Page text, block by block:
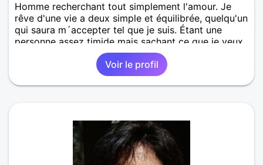
Homme recherchant tout simplement l'amour. Je
rêve d'une vie a deux simple et équilibrée, quelqu'un
qui saura m´accepter tel que je suis. Étant une
personne assez timide mais sachant ce que je veux,
j'aimerai bien trouver quelqu'un de complémentaire
avec qui le dialogue sera une source inépuisable de
bien être de de complicité.
Voir le profil